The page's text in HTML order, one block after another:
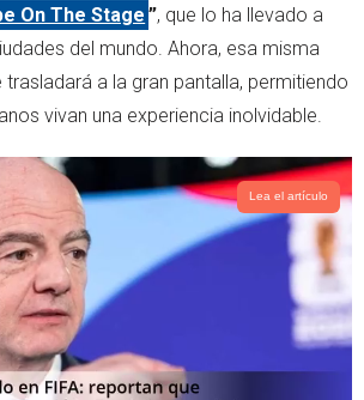
On The Stage ”, que lo ha llevado a
del mundo. Ahora, esa misma
trasladará a la gran pantalla, permitiendo
vivan una experiencia inolvidable.
Lea el artículo